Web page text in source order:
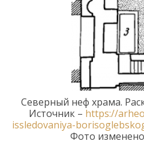
Северный неф храма.
Источник – https://
issledovaniya-
Фото